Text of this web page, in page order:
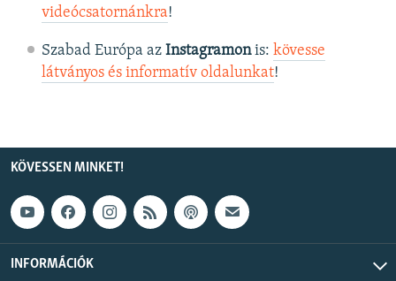
videócsatornánkra!
Szabad Európa az Instagramonis: kövesse
látványos és informatív oldalunkat! ​
KÖVESSEN MINKET!
INFORMÁCIÓK